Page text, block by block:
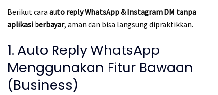
Berikut cara auto reply WhatsApp & Instagram DM tanpa
aplikasi berbayar, aman dan bisa langsung dipraktikkan.
1. Auto Reply WhatsApp
Menggunakan Fitur Bawaan
(Business)